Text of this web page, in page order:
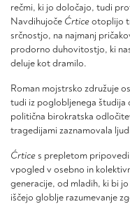
rečmi, ki jo določajo, tudi
Navdihujoče Ćrticeotoplijo
srčnostjo, na najmanj
prodorno duhovitostjo, ki
deluje kot dramilo.
Roman mojstrsko združuje
tudi iz poglobljenega študija
politična birokratska
tragedijami zaznamovala
Ćrtices prepletom
vpogled v osebno in
generacije, od mladih, ki bi
iščejo globlje razumevanje